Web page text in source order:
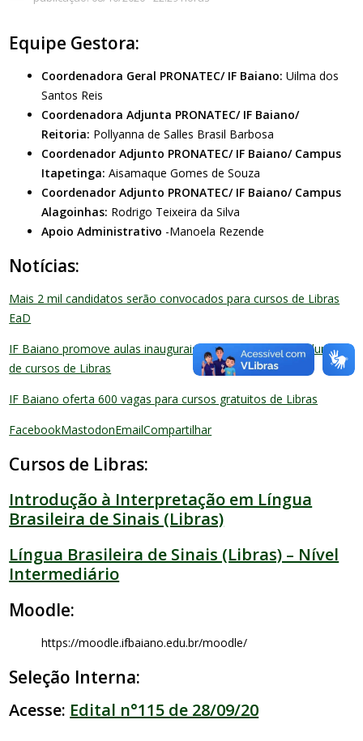
Equipe Gestora:
Coordenadora Geral PRONATEC/ IF Baiano: Uilma dos
Santos Reis
Coordenadora Adjunta PRONATEC/ IF Baiano/
Reitoria: Pollyanna de Salles Brasil Barbosa
Coordenador Adjunto PRONATEC/ IF Baiano/ Campus
Itapetinga: Aisamaque Gomes de Souza
Coordenador Adjunto PRONATEC/ IF Baiano/ Campus
Alagoinhas: Rodrigo Teixeira da Silva
Apoio Administrativo -Manoela Rezende
Notícias:
Mais 2 mil candidatos serão convocados para cursos de Libras
EaD
IF Baiano promove aulas inaugurais online para receber alunos
de cursos de Libras
IF Baiano oferta 600 vagas para cursos gratuitos de Libras
FacebookMastodonEmailCompartilhar
Cursos de Libras:
Introdução à Interpretação em Língua
Brasileira de Sinais (Libras)
Língua Brasileira de Sinais (Libras) – Nível
Intermediário
Moodle:
https://moodle.ifbaiano.edu.br/moodle/
Seleção Interna:
Acesse: Edital n°115 de 28/09/20